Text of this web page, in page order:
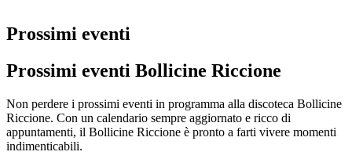
Prossimi eventi
Prossimi eventi Bollicine Riccione
Non perdere i prossimi eventi in programma alla discoteca Bollicine
Riccione. Con un calendario sempre aggiornato e ricco di
appuntamenti, il Bollicine Riccione è pronto a farti vivere momenti
indimenticabili.